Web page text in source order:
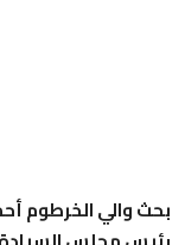
بحث والي الخرطوم